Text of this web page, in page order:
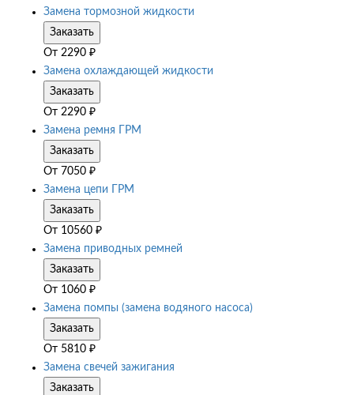
Замена тормозной жидкости
Заказать
От 2290 ₽
Замена охлаждающей жидкости
Заказать
От 2290 ₽
Замена ремня ГРМ
Заказать
От 7050 ₽
Замена цепи ГРМ
Заказать
От 10560 ₽
Замена приводных ремней
Заказать
От 1060 ₽
Замена помпы (замена водяного насоса)
Заказать
От 5810 ₽
Замена свечей зажигания
Заказать